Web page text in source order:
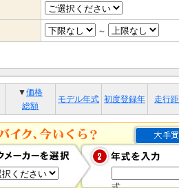
～
▼価格
総額
モデル年式 初度登録年 走行